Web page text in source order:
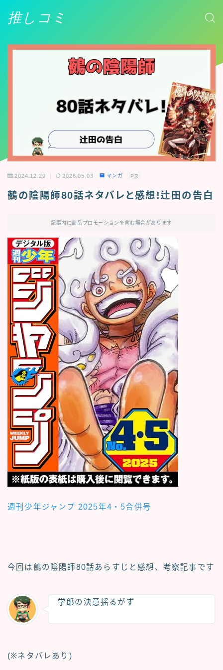
推しコミ
2024.12.29 2026.05.03 マンガ PR
鵺の陰陽師80話ネタバレと感想!辻田の告白
記事内に商品プロモーションを含む場合があります
週刊少年ジャンプ 2025年4・5合併号
今回は鵺の陰陽師80話あらすじと感想、考察記事 です
学郎の決意揺るがず
(※ネタバレあり)